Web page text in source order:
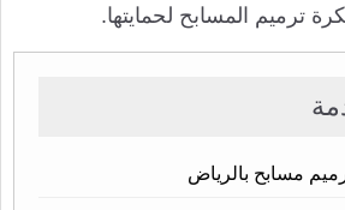
ترميم المسابح لحمايتها.
مسابح بالرياض